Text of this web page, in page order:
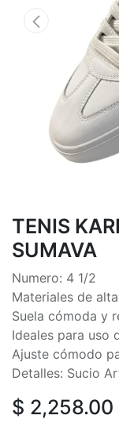
TENIS
SUMAVA
Numero: 4 1/2
Materiales de
Suela cómoda y
Ideales para uso
Ajuste cómodo
Detalles: Sucio
$ 2,258.00